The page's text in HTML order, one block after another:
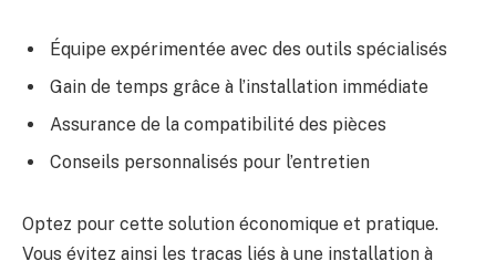
Équipe expérimentée avec des outils spécialisés
Gain de temps grâce à l’installation immédiate
Assurance de la compatibilité des pièces
Conseils personnalisés pour l’entretien
Optez pour cette solution économique et pratique.
Vous évitez ainsi les tracas liés à une installation à